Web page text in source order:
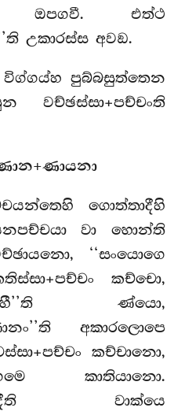
ඔපගවී. එත්ථ
උකාරස්ස අවඞ.
විග්ගය්හ පුබ්බසුත්තෙන
ගොත්තාදීහි
වා හොන්ති
‘‘සංයොගෙ
කච්චො,
ණ්යො,
අකාරලොපෙ
කච්චානො,
කාතියානො.
වාක්යෙ